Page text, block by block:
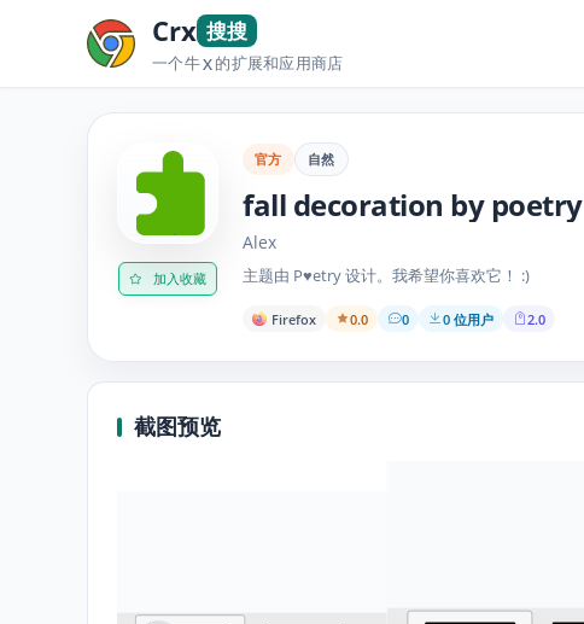
Crx 搜搜
一个牛X的扩展和应用商店
加入收藏
官方 自然
fall decoration by poetry
Alex
主题由 P♥etry 设计。我希望你喜欢它！ :)
Firefox 0.0 0 0 位用户 2.0
截图预览